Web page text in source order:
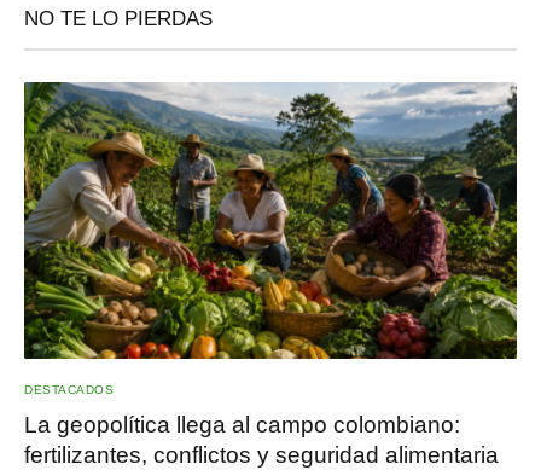
NO TE LO PIERDAS
DESTACADOS
La geopolítica llega al campo colombiano:
fertilizantes, conflictos y seguridad alimentaria